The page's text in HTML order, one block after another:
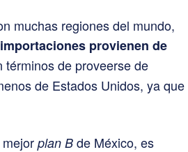
muchas regiones del mundo,
provienen de
términos de proveerse de
de Estados Unidos, ya que
plan B de México, es